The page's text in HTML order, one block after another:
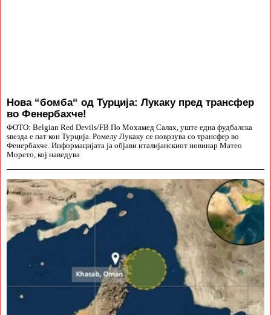
Нова “бомба“ од Турција: Лукаку пред трансфер
во Фенербахче!
ФОТО: Belgian Red Devils/FB По Мохамед Салах, уште една фудбалска
ѕвезда е пат кон Турција. Ромелу Лукаку се поврзува со трансфер во
Фенербахче. Информацијата ја објави италијанскиот новинар Матео
Морето, кој наведува